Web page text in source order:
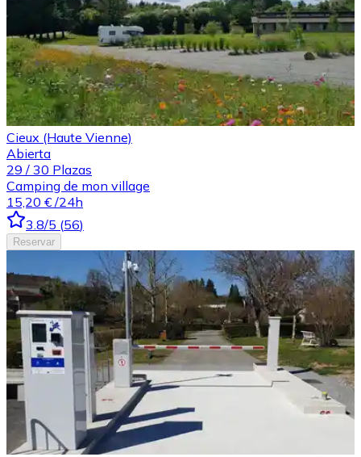
Cieux (Haute Vienne)
Abierta
29 / 30 Plazas
Camping de mon village
15,20 € /24h
3.8/5 (56)
Reservar